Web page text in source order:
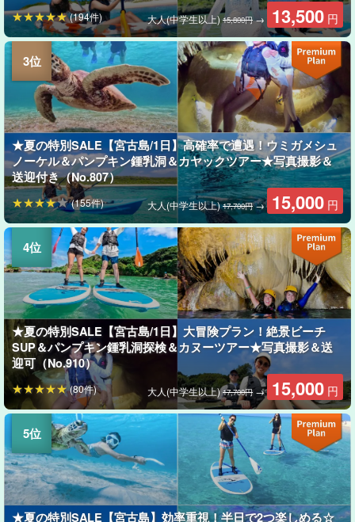
大人(中学生以上) 15,800円→ 13,500 円
(194件)
★夏の特別SALE【宮古島/1日】高確率で遭遇！ウミガメシュ
ノーケル＆パンプキン鍾乳洞＆カヤックツアー★写真撮影＆
送迎付き（No.807）
大人(中学生以上)17,700円→ 15,000 円
(155件)
★夏の特別SALE【宮古島/1日】大冒険プラン！絶景ビーチ
SUP＆パンプキン鍾乳洞探検＆カヌーツアー★写真撮影＆送
迎可（No.910）
大人(中学生以上)17,700円→ 15,000 円
(80件)
★夏の特別SALE【宮古島】効率重視！半日で2つ楽しめる☆